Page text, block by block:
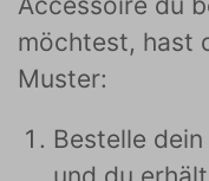
möchtest, hast
Muster:
Bestelle